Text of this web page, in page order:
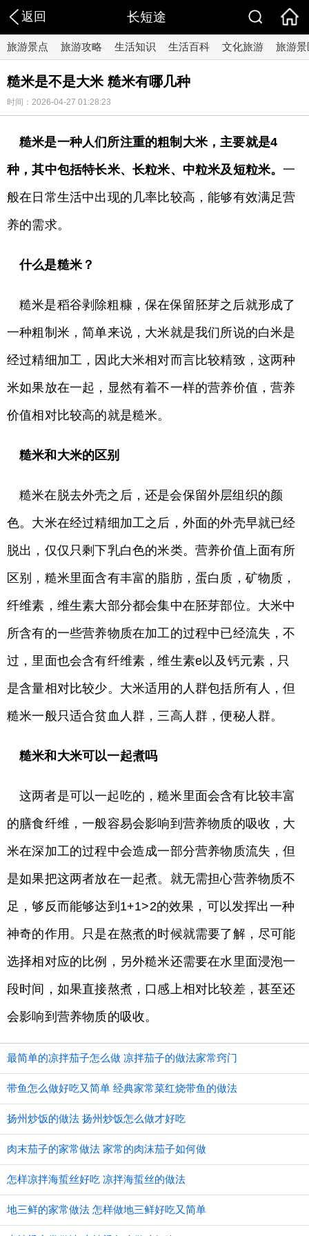
返回 长短途
旅游景点 旅游攻略 生活知识 生活百科 文化旅游 旅游景
​糙米是不是大米 糙米有哪几种
时间：2026-04-27 01:28:23
糙米是一种人们所注重的粗制大米，主要就是4
种，其中包括特长米、长粒米、中粒米及短粒米。一
般在日常生活中出现的几率比较高，能够有效满足营
养的需求。
什么是糙米？
糙米是稻谷剥除粗糠，保在保留胚芽之后就形成了
一种粗制米，简单来说，大米就是我们所说的白米是
经过精细加工，因此大米相对而言比较精致，这两种
米如果放在一起，显然有着不一样的营养价值，营养
价值相对比较高的就是糙米。
糙米和大米的区别
糙米在脱去外壳之后，还是会保留外层组织的颜
色。大米在经过精细加工之后，外面的外壳早就已经
脱出，仅仅只剩下乳白色的米类。营养价值上面有所
区别，糙米里面含有丰富的脂肪，蛋白质，矿物质，
纤维素，维生素大部分都会集中在胚芽部位。大米中
所含有的一些营养物质在加工的过程中已经流失，不
过，里面也会含有纤维素，维生素e以及钙元素，只
是含量相对比较少。大米适用的人群包括所有人，但
糙米一般只适合贫血人群，三高人群，便秘人群。
糙米和大米可以一起煮吗
这两者是可以一起吃的，糙米里面会含有比较丰富
的膳食纤维，一般容易会影响到营养物质的吸收，大
米在深加工的过程中会造成一部分营养物质流失，但
是如果把这两者放在一起煮。就无需担心营养物质不
足，够反而能够达到1+1>2的效果，可以发挥出一种
神奇的作用。只是在熬煮的时候就需要了解，尽可能
选择相对应的比例，另外糙米还需要在水里面浸泡一
段时间，如果直接熬煮，口感上相对比较差，甚至还
会影响到营养物质的吸收。
最简单的凉拌茄子怎么做 凉拌茄子的做法家常窍门
带鱼怎么做好吃又简单 经典家常菜红烧带鱼的做法
扬州炒饭的做法 扬州炒饭怎么做才好吃
肉末茄子的家常做法 家常的肉沫茄子如何做
怎样凉拌海蜇丝好吃 凉拌海蜇丝的做法
地三鲜的家常做法 怎样做地三鲜好吃又简单